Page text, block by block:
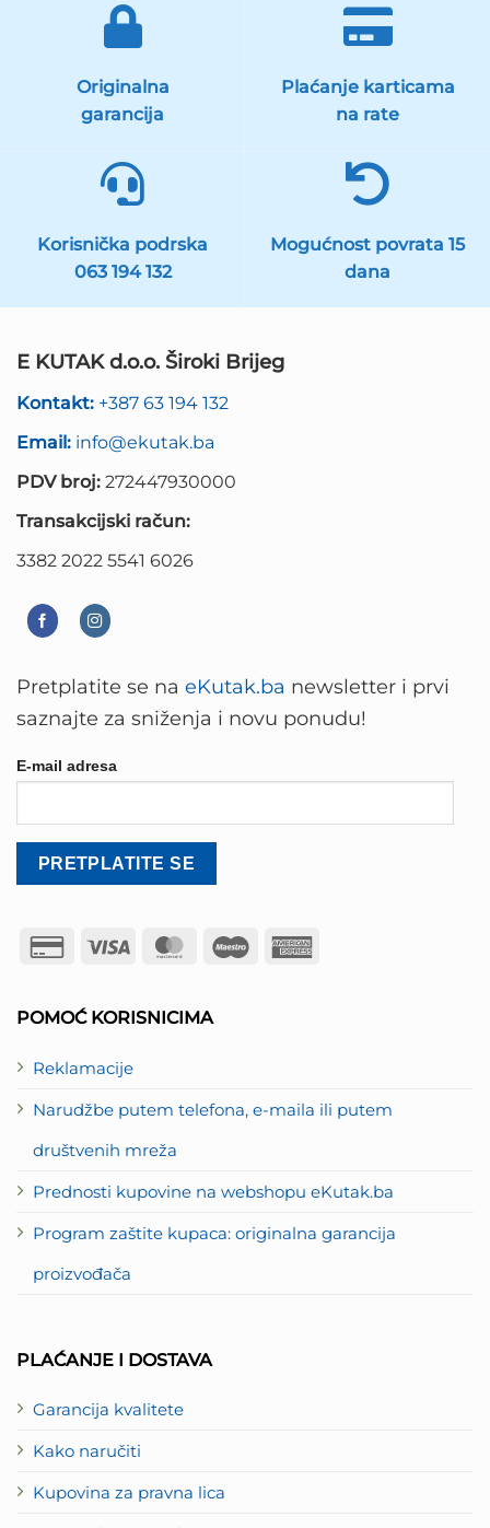
Originalna
garancija
Plaćanje karticama
na rate
Korisnička podrska
063 194 132
Mogućnost povrata 15
dana
E KUTAK d.o.o. Široki Brijeg
Kontakt: +387 63 194 132
Email: info@ekutak.ba
PDV broj: 272447930000
Transakcijski račun:
3382 2022 5541 6026
POMOĆ KORISNICIMA
Reklamacije
Narudžbe putem telefona, e-maila ili putem
društvenih mreža
Prednosti kupovine na webshopu eKutak.ba
Program zaštite kupaca: originalna garancija
proizvođača
PLAĆANJE I DOSTAVA
Garancija kvalitete
Kako naručiti
Kupovina za pravna lica
Pretplatite se na eKutak.ba newsletter i prvi
saznajte za sniženja i novu ponudu!
E-mail adresa
Credit
Visa MasterCard
Maestro